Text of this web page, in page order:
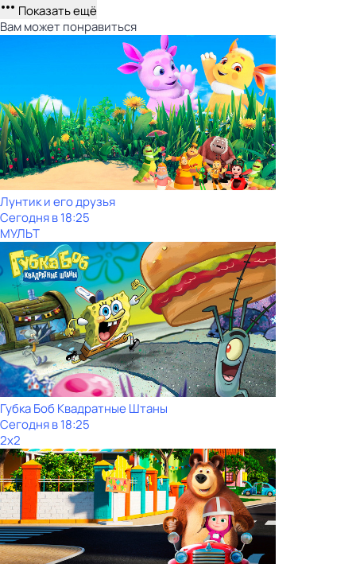
Показать ещё
Вам может понравиться
Лунтик и его друзья
Сегодня в 18:25
МУЛЬТ
Губка Боб Квадратные Штаны
Сегодня в 18:25
2x2